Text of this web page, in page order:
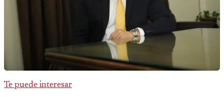
Te puede interesar